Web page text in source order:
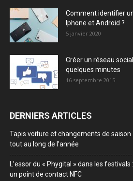
Comment identifier
Iphone et Android ?
5 janvier 2020
Créer un réseau
quelques minutes
16 septembre 2015
DERNIERS ARTICLES
Tapis voiture et changements de
tout au long de l’année
L’essor du « Phygital » dans les
un point de contact NFC